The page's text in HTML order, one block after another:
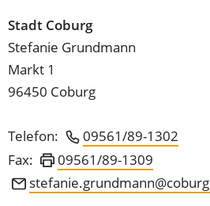
Stadt Coburg
Stefanie Grundmann
Markt 1
96450 Coburg
Telefon:
09561/89-1302
Fax:
09561/89-1309
stefanie.grundmann
coburg